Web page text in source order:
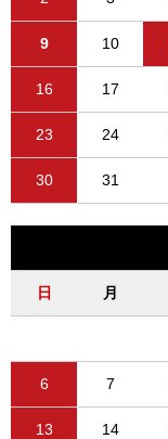
9 10
16 17
23 24
30 31
日 月
6 7
13 14